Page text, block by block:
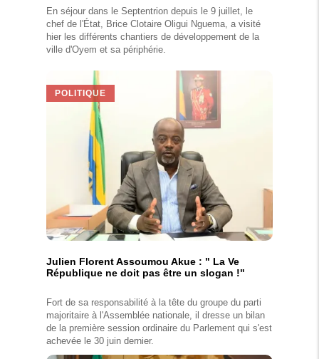
En séjour dans le Septentrion depuis le 9 juillet, le
chef de l'État, Brice Clotaire Oligui Nguema, a visité
hier les différents chantiers de développement de la
ville d'Oyem et sa périphérie.
POLITIQUE
Julien Florent Assoumou Akue : " La Ve
République ne doit pas être un slogan !"
Fort de sa responsabilité à la tête du groupe du parti
majoritaire à l'Assemblée nationale, il dresse un bilan
de la première session ordinaire du Parlement qui s'est
achevée le 30 juin dernier.